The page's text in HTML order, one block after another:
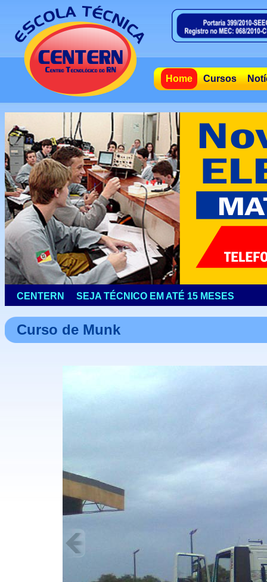
Home Cursos
Curso de Munk